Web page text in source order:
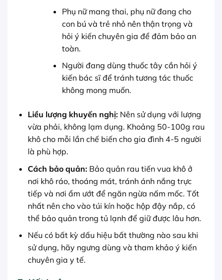
Phụ nữ mang thai, phụ nữ đang cho
con bú và trẻ nhỏ nên thận trọng và
hỏi ý kiến chuyên gia để đảm bảo an
toàn.
Người đang dùng thuốc tây cần hỏi ý
kiến bác sĩ để tránh tương tác thuốc
không mong muốn.
Liều lượng khuyến nghị:Nên sử dụng với lượng
vừa phải, không lạm dụng. Khoảng 50-100g rau
khô cho mỗi lần chế biến cho gia đình 4-5 người
là phù hợp.
Cách bảo quản:Bảo quản rau tiến vua khô ở
nơi khô ráo, thoáng mát, tránh ánh nắng trực
tiếp và nơi ẩm ướt để ngăn ngừa nấm mốc. Tốt
nhất nên cho vào túi kín hoặc hộp đậy nắp, có
thể bảo quản trong tủ lạnh để giữ được lâu hơn.
Nếu có bất kỳ dấu hiệu bất thường nào sau khi
sử dụng, hãy ngưng dùng và tham khảo ý kiến
chuyên gia y tế.